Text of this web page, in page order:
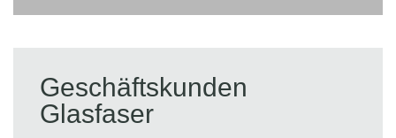
Geschäftskunden
Glasfaser